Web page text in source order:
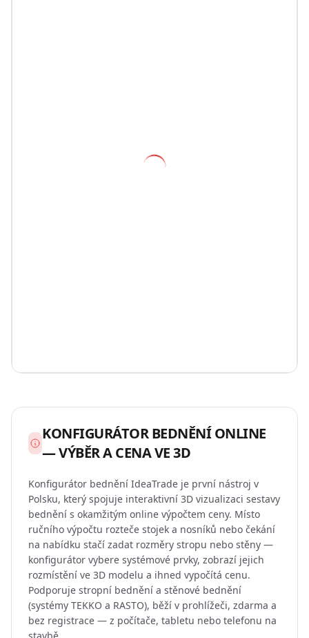
KONFIGURÁTOR BEDNĚNÍ ONLINE
— VÝBĚR A CENA VE 3D
Konfigurátor bednění IdeaTrade je první nástroj v
Polsku, který spojuje interaktivní 3D vizualizaci sestavy
bednění s okamžitým online výpočtem ceny. Místo
ručního výpočtu rozteče stojek a nosníků nebo čekání
na nabídku stačí zadat rozměry stropu nebo stěny —
konfigurátor vybere systémové prvky, zobrazí jejich
rozmístění ve 3D modelu a ihned vypočítá cenu.
Podporuje stropní bednění a stěnové bednění
(systémy TEKKO a RASTO), běží v prohlížeči, zdarma a
bez registrace — z počítače, tabletu nebo telefonu na